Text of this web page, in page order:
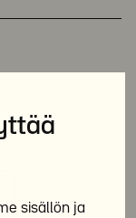
sisällön ja